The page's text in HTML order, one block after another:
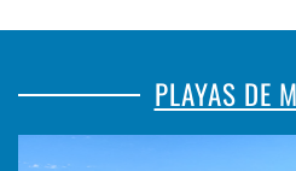
PLAYAS DE